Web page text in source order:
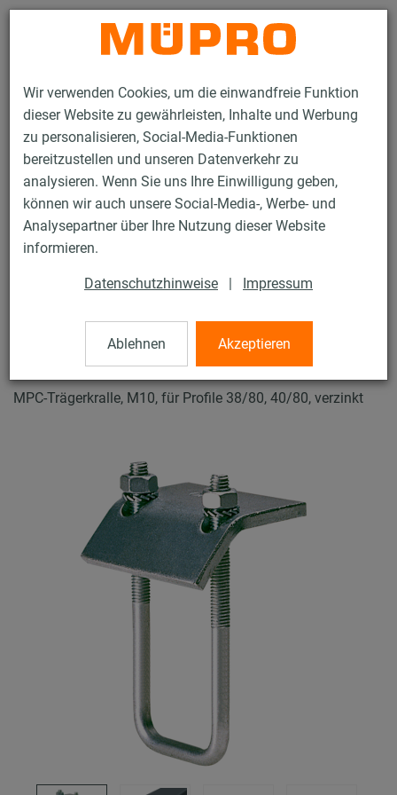
Wir verwenden Cookies, um die einwandfreie Funktion
dieser Website zu gewährleisten, Inhalte und Werbung
zu personalisieren, Social-Media-Funktionen
bereitzustellen und unseren Datenverkehr zu
analysieren. Wenn Sie uns Ihre Einwilligung geben,
können wir auch unsere Social-Media-, Werbe- und
Analysepartner über Ihre Nutzung dieser Website
informieren.
Datenschutzhinweise | Impressum
Ablehnen Akzeptieren
Kontakt
Produkte Befestigungstechnik
Lüftungsbefestigung
Installationsschienen für die Lüftungsbefestigung
MPC-Systemschienen (leichter bis mittlerer Lastbereich)
MPC-Trägerkrallen
32 / 62
MPC-Trägerkrallen
MPC-Trägerkralle, M10, für Profile 38/80, 40/80, verzinkt